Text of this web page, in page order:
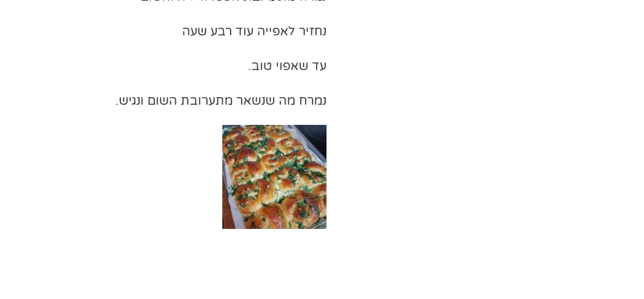
נחזיר לאפייה עוד רבע שעה
עד שאפוי טוב.
נמרח מה שנשאר מתערובת השום ונגיש.